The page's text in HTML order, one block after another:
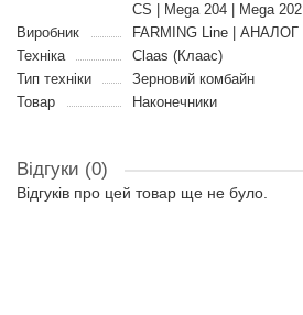
CS | Mega 204 | Mega 202
Виробник
FARMING Line | АНАЛОГ
Техніка
Claas (Клаас)
Тип техніки
Зерновий комбайн
Товар
Наконечники
Відгуки (0)
Відгуків про цей товар ще не було.